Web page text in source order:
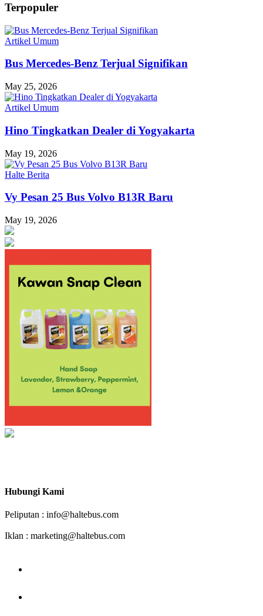
Terpopuler
Artikel Umum
Bus Mercedes-Benz Terjual Signifikan
May 25, 2026
Artikel Umum
Hino Tingkatkan Dealer di Yogyakarta
May 19, 2026
Halte Berita
Vy Pesan 25 Bus Volvo B13R Baru
May 19, 2026
Hubungi Kami
Peliputan : info@haltebus.com
Iklan : marketing@haltebus.com